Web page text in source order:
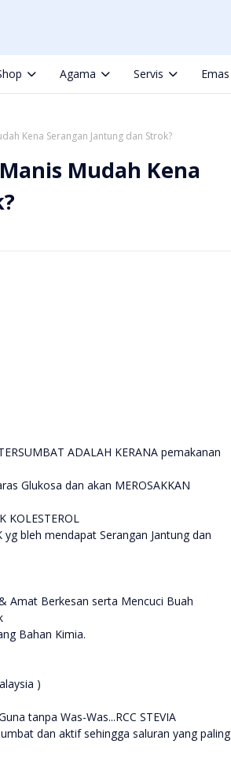
Agama Servis Emas
Kena Serangan Jantung dan Strok?
Mudah Kena
ADALAH KERANA pemakanan
Glukosa dan akan MEROSAKKAN
KOLESTEROL
bleh mendapat Serangan Jantung dan
Amat Berkesan serta Mencuci Buah
Bahan Kimia.
)
tanpa Was-Was...RCC STEVIA
dan aktif sehingga saluran yang paling